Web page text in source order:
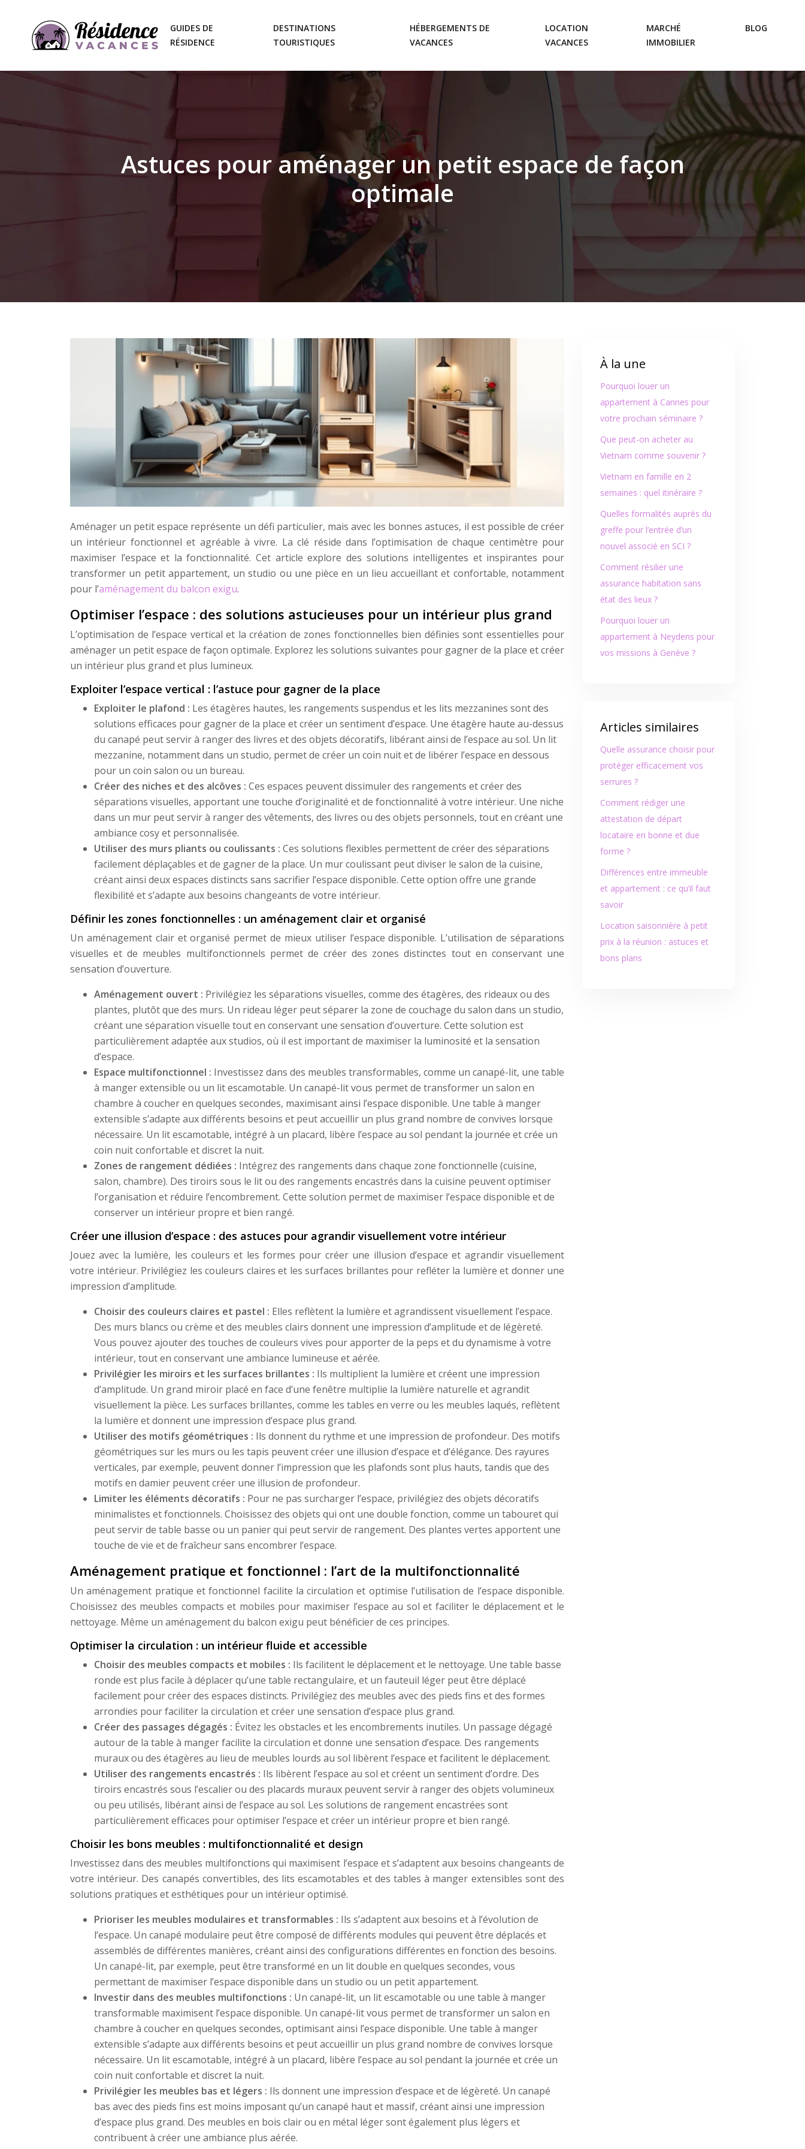
GUIDES DE
RÉSIDENCE
DESTINATIONS
TOURISTIQUES
HÉBERGEMENTS DE
VACANCES
LOCATION
VACANCES
MARCHÉ
IMMOBILIER
BLOG
Astuces pour aménager un petit espace de façon
optimale
Aménager un petit espace représente un défi particulier, mais avec les bonnes astuces, il est possible de créer
un intérieur fonctionnel et agréable à vivre. La clé réside dans l’optimisation de chaque centimètre pour
maximiser l’espace et la fonctionnalité. Cet article explore des solutions intelligentes et inspirantes pour
transformer un petit appartement, un studio ou une pièce en un lieu accueillant et confortable, notamment
pour l’aménagement du balcon exigu.
Optimiser l’espace : des solutions astucieuses pour un intérieur plus grand
L’optimisation de l’espace vertical et la création de zones fonctionnelles bien définies sont essentielles pour
aménager un petit espace de façon optimale. Explorez les solutions suivantes pour gagner de la place et créer
un intérieur plus grand et plus lumineux.
Exploiter l’espace vertical : l’astuce pour gagner de la place
Exploiter le plafond : Les étagères hautes, les rangements suspendus et les lits mezzanines sont des
solutions efficaces pour gagner de la place et créer un sentiment d’espace. Une étagère haute au-dessus
du canapé peut servir à ranger des livres et des objets décoratifs, libérant ainsi de l’espace au sol. Un lit
mezzanine, notamment dans un studio, permet de créer un coin nuit et de libérer l’espace en dessous
pour un coin salon ou un bureau.
Créer des niches et des alcôves : Ces espaces peuvent dissimuler des rangements et créer des
séparations visuelles, apportant une touche d’originalité et de fonctionnalité à votre intérieur. Une niche
dans un mur peut servir à ranger des vêtements, des livres ou des objets personnels, tout en créant une
ambiance cosy et personnalisée.
Utiliser des murs pliants ou coulissants : Ces solutions flexibles permettent de créer des séparations
facilement déplaçables et de gagner de la place. Un mur coulissant peut diviser le salon de la cuisine,
créant ainsi deux espaces distincts sans sacrifier l’espace disponible. Cette option offre une grande
flexibilité et s’adapte aux besoins changeants de votre intérieur.
Définir les zones fonctionnelles : un aménagement clair et organisé
Un aménagement clair et organisé permet de mieux utiliser l’espace disponible. L’utilisation de séparations
visuelles et de meubles multifonctionnels permet de créer des zones distinctes tout en conservant une
sensation d’ouverture.
Aménagement ouvert : Privilégiez les séparations visuelles, comme des étagères, des rideaux ou des
plantes, plutôt que des murs. Un rideau léger peut séparer la zone de couchage du salon dans un studio,
créant une séparation visuelle tout en conservant une sensation d’ouverture. Cette solution est
particulièrement adaptée aux studios, où il est important de maximiser la luminosité et la sensation
d’espace.
Espace multifonctionnel : Investissez dans des meubles transformables, comme un canapé-lit, une table
à manger extensible ou un lit escamotable. Un canapé-lit vous permet de transformer un salon en
chambre à coucher en quelques secondes, maximisant ainsi l’espace disponible. Une table à manger
extensible s’adapte aux différents besoins et peut accueillir un plus grand nombre de convives lorsque
nécessaire. Un lit escamotable, intégré à un placard, libère l’espace au sol pendant la journée et crée un
coin nuit confortable et discret la nuit.
Zones de rangement dédiées : Intégrez des rangements dans chaque zone fonctionnelle (cuisine,
salon, chambre). Des tiroirs sous le lit ou des rangements encastrés dans la cuisine peuvent optimiser
l’organisation et réduire l’encombrement. Cette solution permet de maximiser l’espace disponible et de
conserver un intérieur propre et bien rangé.
Créer une illusion d’espace : des astuces pour agrandir visuellement votre intérieur
Jouez avec la lumière, les couleurs et les formes pour créer une illusion d’espace et agrandir visuellement
votre intérieur. Privilégiez les couleurs claires et les surfaces brillantes pour refléter la lumière et donner une
impression d’amplitude.
Choisir des couleurs claires et pastel : Elles reflètent la lumière et agrandissent visuellement l’espace.
Des murs blancs ou crème et des meubles clairs donnent une impression d’amplitude et de légèreté.
Vous pouvez ajouter des touches de couleurs vives pour apporter de la peps et du dynamisme à votre
intérieur, tout en conservant une ambiance lumineuse et aérée.
Privilégier les miroirs et les surfaces brillantes : Ils multiplient la lumière et créent une impression
d’amplitude. Un grand miroir placé en face d’une fenêtre multiplie la lumière naturelle et agrandit
visuellement la pièce. Les surfaces brillantes, comme les tables en verre ou les meubles laqués, reflètent
la lumière et donnent une impression d’espace plus grand.
Utiliser des motifs géométriques : Ils donnent du rythme et une impression de profondeur. Des motifs
géométriques sur les murs ou les tapis peuvent créer une illusion d’espace et d’élégance. Des rayures
verticales, par exemple, peuvent donner l’impression que les plafonds sont plus hauts, tandis que des
motifs en damier peuvent créer une illusion de profondeur.
Limiter les éléments décoratifs : Pour ne pas surcharger l’espace, privilégiez des objets décoratifs
minimalistes et fonctionnels. Choisissez des objets qui ont une double fonction, comme un tabouret qui
peut servir de table basse ou un panier qui peut servir de rangement. Des plantes vertes apportent une
touche de vie et de fraîcheur sans encombrer l’espace.
Aménagement pratique et fonctionnel : l’art de la multifonctionnalité
Un aménagement pratique et fonctionnel facilite la circulation et optimise l’utilisation de l’espace disponible.
Choisissez des meubles compacts et mobiles pour maximiser l’espace au sol et faciliter le déplacement et le
nettoyage. Même un aménagement du balcon exigu peut bénéficier de ces principes.
Optimiser la circulation : un intérieur fluide et accessible
Choisir des meubles compacts et mobiles : Ils facilitent le déplacement et le nettoyage. Une table basse
ronde est plus facile à déplacer qu’une table rectangulaire, et un fauteuil léger peut être déplacé
facilement pour créer des espaces distincts. Privilégiez des meubles avec des pieds fins et des formes
arrondies pour faciliter la circulation et créer une sensation d’espace plus grand.
Créer des passages dégagés : Évitez les obstacles et les encombrements inutiles. Un passage dégagé
autour de la table à manger facilite la circulation et donne une sensation d’espace. Des rangements
muraux ou des étagères au lieu de meubles lourds au sol libèrent l’espace et facilitent le déplacement.
Utiliser des rangements encastrés : Ils libèrent l’espace au sol et créent un sentiment d’ordre. Des
tiroirs encastrés sous l’escalier ou des placards muraux peuvent servir à ranger des objets volumineux
ou peu utilisés, libérant ainsi de l’espace au sol. Les solutions de rangement encastrées sont
particulièrement efficaces pour optimiser l’espace et créer un intérieur propre et bien rangé.
Choisir les bons meubles : multifonctionnalité et design
Investissez dans des meubles multifonctions qui maximisent l’espace et s’adaptent aux besoins changeants de
votre intérieur. Des canapés convertibles, des lits escamotables et des tables à manger extensibles sont des
solutions pratiques et esthétiques pour un intérieur optimisé.
Prioriser les meubles modulaires et transformables : Ils s’adaptent aux besoins et à l’évolution de
l’espace. Un canapé modulaire peut être composé de différents modules qui peuvent être déplacés et
assemblés de différentes manières, créant ainsi des configurations différentes en fonction des besoins.
Un canapé-lit, par exemple, peut être transformé en un lit double en quelques secondes, vous
permettant de maximiser l’espace disponible dans un studio ou un petit appartement.
Investir dans des meubles multifonctions : Un canapé-lit, un lit escamotable ou une table à manger
transformable maximisent l’espace disponible. Un canapé-lit vous permet de transformer un salon en
chambre à coucher en quelques secondes, optimisant ainsi l’espace disponible. Une table à manger
extensible s’adapte aux différents besoins et peut accueillir un plus grand nombre de convives lorsque
nécessaire. Un lit escamotable, intégré à un placard, libère l’espace au sol pendant la journée et crée un
coin nuit confortable et discret la nuit.
Privilégier les meubles bas et légers : Ils donnent une impression d’espace et de légèreté. Un canapé
bas avec des pieds fins est moins imposant qu’un canapé haut et massif, créant ainsi une impression
d’espace plus grand. Des meubles en bois clair ou en métal léger sont également plus légers et
contribuent à créer une ambiance plus aérée.
À la une
Pourquoi louer un
appartement à Cannes pour
votre prochain séminaire ?
Que peut-on acheter au
Vietnam comme souvenir ?
Vietnam en famille en 2
semaines : quel itinéraire ?
Quelles formalités auprès du
greffe pour l’entrée d’un
nouvel associé en SCI ?
Comment résilier une
assurance habitation sans
état des lieux ?
Pourquoi louer un
appartement à Neydens pour
vos missions à Genève ?
Articles similaires
Quelle assurance choisir pour
protéger efficacement vos
serrures ?
Comment rédiger une
attestation de départ
locataire en bonne et due
forme ?
Différences entre immeuble
et appartement : ce qu’il faut
savoir
Location saisonnière à petit
prix à la réunion : astuces et
bons plans